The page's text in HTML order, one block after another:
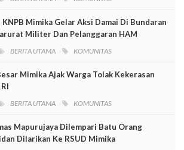
Mimika Gelar Aksi Damai Di Bundaran
Militer Dan Pelanggaran HAM
BERITA UTAMA KOMUNITAS
Mimika Ajak Warga Tolak Kekerasan
BERITA UTAMA KOMUNITAS
Mapurujaya Dilempari Batu Orang
Dilarikan Ke RSUD Mimika